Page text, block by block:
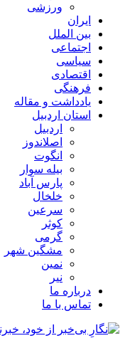
ورزشی
ایران
بین الملل
اجتماعی
سیاسی
اقتصادی
فرهنگی
یادداشت و مقاله
استان اردبیل
اردبیل
اصلاندوز
انگوت
بیله سوار
پارس آباد
خلخال
سرعین
کوثر
گرمی
مشگین شهر
نمین
نیر
درباره ما
تماس با ما